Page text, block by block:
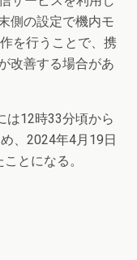
側の設定で機内モ
を行うことで、携
改善する場合があ
は12時33分頃から
、2024年4月19日
とになる。